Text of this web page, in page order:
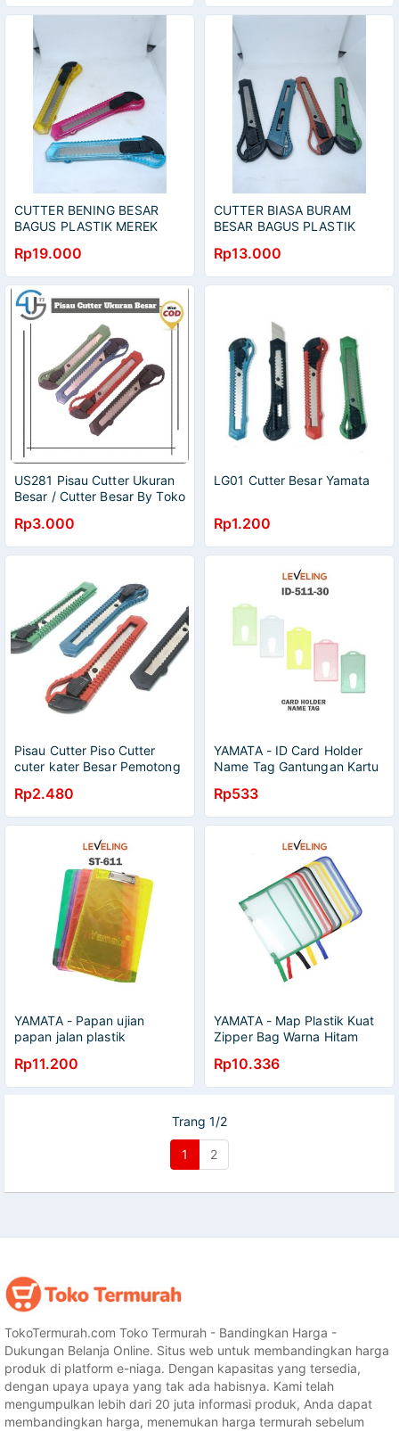
CUTTER BENING BESAR
BAGUS PLASTIK MEREK
ISI 12 PCS
Rp19.000
CUTTER BIASA BURAM
BESAR BAGUS PLASTIK
LEMBARAN ISI 12 PCS
Rp13.000
US281 Pisau Cutter Ukuran
Besar / Cutter Besar By Toko
Rp3.000
LG01 Cutter Besar Yamata
Rp1.200
Pisau Cutter Piso Cutter
cuter kater Besar Pemotong
Rp2.480
YAMATA - ID Card Holder
Name Tag Gantungan Kartu
Transparan Doff
Rp533
YAMATA - Papan ujian
papan jalan plastik
- ST611
Rp11.200
YAMATA - Map Plastik Kuat
Zipper Bag Warna Hitam
Rp10.336
Trang 1/2
1 2
TokoTermurah.com Toko Termurah - Bandingkan Harga -
Dukungan Belanja Online. Situs web untuk membandingkan harga
produk di platform e-niaga. Dengan kapasitas yang tersedia,
dengan upaya upaya yang tak ada habisnya. Kami telah
mengumpulkan lebih dari 20 juta informasi produk, Anda dapat
membandingkan harga, menemukan harga termurah sebelum